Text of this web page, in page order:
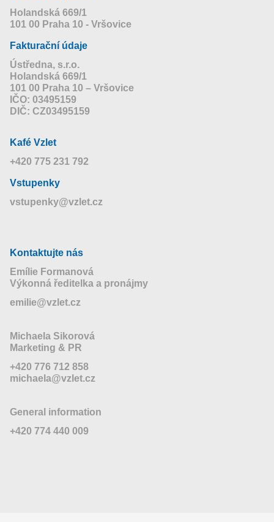
Holandská 669/1
101 00 Praha 10 - Vršovice
Fakturační údaje
Ústředna, s.r.o.
Holandská 669/1
101 00 Praha 10 – Vršovice
IČO: 03495159
DIČ: CZ03495159
Kafé Vzlet
+420 775 231 792
Vstupenky
vstupenky@vzlet.cz
Kontaktujte nás
Emílie Formanová
Výkonná ředitelka a pronájmy
emilie@vzlet.cz
Michaela Sikorová
Marketing & PR
+420 776 712 858
michaela@vzlet.cz
General information
+420 774 440 009